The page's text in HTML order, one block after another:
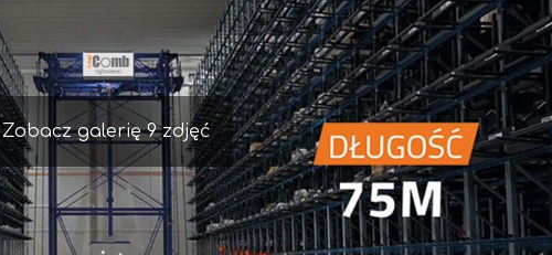
Zobacz galerię 9 zdjęć